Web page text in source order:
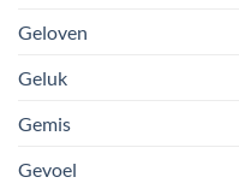
Geloven
Geluk
Gemis
Gevoel